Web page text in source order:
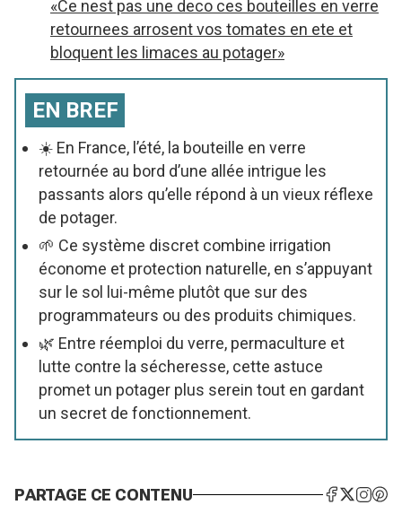
«Ce nest pas une deco ces bouteilles en verre
retournees arrosent vos tomates en ete et
bloquent les limaces au potager»
EN BREF
☀️ En France, l’été, la bouteille en verre
retournée au bord d’une allée intrigue les
passants alors qu’elle répond à un vieux réflexe
de potager.
🌱 Ce système discret combine irrigation
économe et protection naturelle, en s’appuyant
sur le sol lui-même plutôt que sur des
programmateurs ou des produits chimiques.
🌿 Entre réemploi du verre, permaculture et
lutte contre la sécheresse, cette astuce
promet un potager plus serein tout en gardant
un secret de fonctionnement.
PARTAGE CE CONTENU